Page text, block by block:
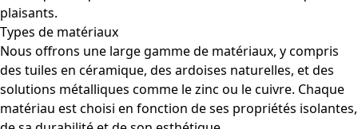
plaisants.
Types de matériaux
Nous offrons une large gamme de matériaux, y compris
des tuiles en céramique, des ardoises naturelles, et des
solutions métalliques comme le zinc ou le cuivre. Chaque
matériau est choisi en fonction de ses propriétés isolantes,